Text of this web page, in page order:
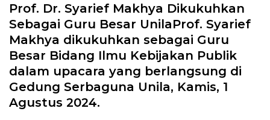
Prof. Dr. Syarief Makhya Dikukuhkan
Sebagai Guru Besar UnilaProf. Syarief
Makhya dikukuhkan sebagai Guru
Besar Bidang Ilmu Kebijakan Publik
dalam upacara yang berlangsung di
Gedung Serbaguna Unila, Kamis, 1
Agustus 2024.